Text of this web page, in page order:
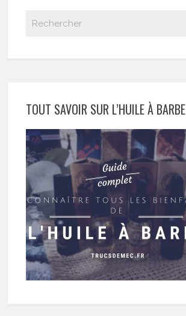
TOUT SAVOIR SUR L’HUILE À BARBE